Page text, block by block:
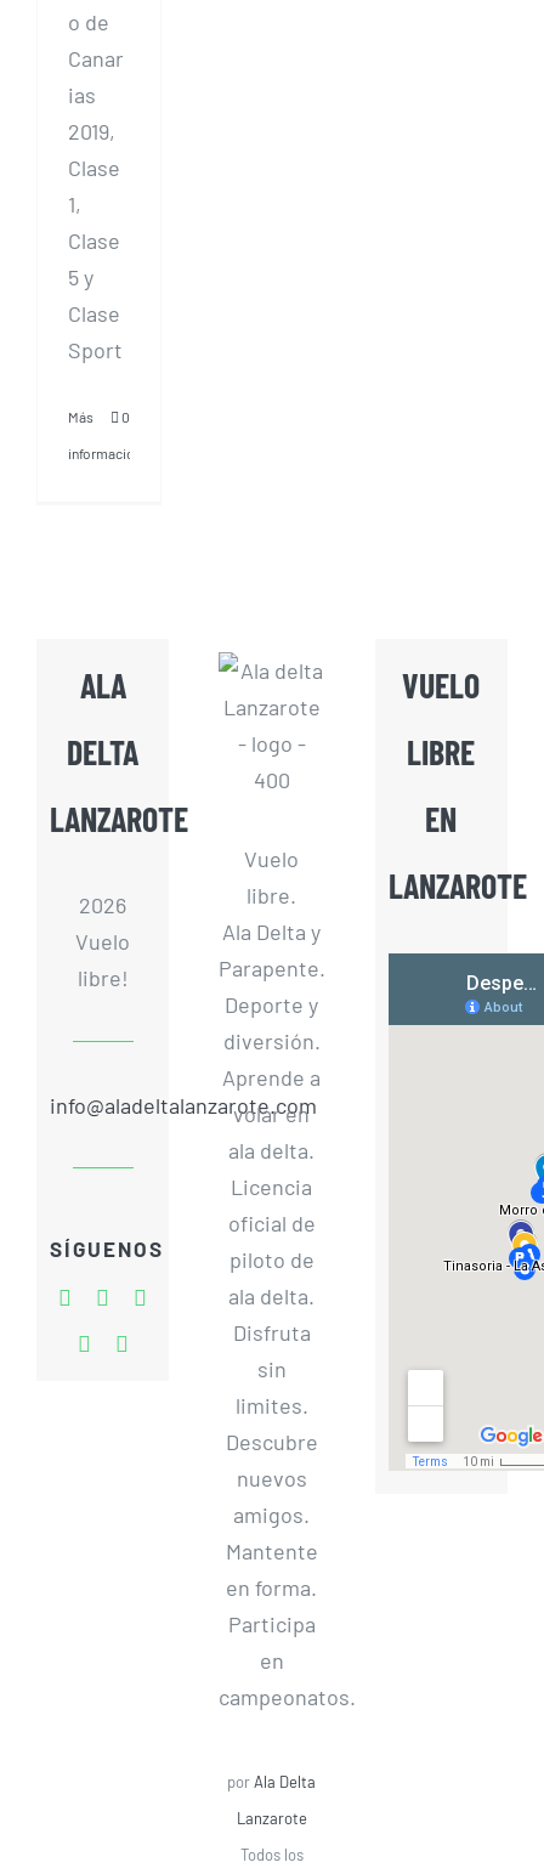
o de
Canar
ias
2019,
Clase
1,
Clase
5 y
Clase
Sport
Más
información
0
ALA
DELTA
LANZAROTE
2026
Vuelo
libre!
info@aladeltalanzarote.com
SÍGUENOS
Vuelo
libre.
Ala Delta y
Parapente.
Deporte y
diversión.
Aprende a
volar en
ala delta.
Licencia
oficial de
piloto de
ala delta.
Disfruta
sin
limites.
Descubre
nuevos
amigos.
Mantente
en forma.
Participa
en
campeonatos.
porAla Delta
Lanzarote
Todos los
VUELO
LIBRE
EN
LANZAROTE